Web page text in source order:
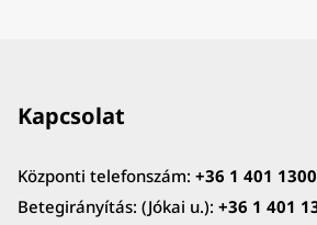
Kapcsolat
Központi telefonszám: +36 1 401 1300
Betegirányítás: (Jókai u.): +36 1 401